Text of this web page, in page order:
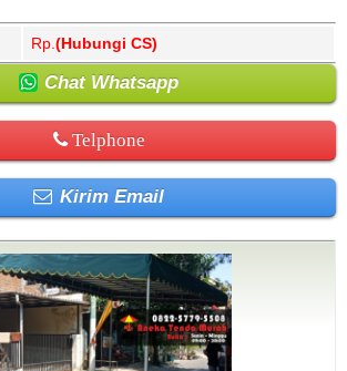
Rp. (Hubungi CS)
Chat Whatsapp
Telphone
Kirim Email